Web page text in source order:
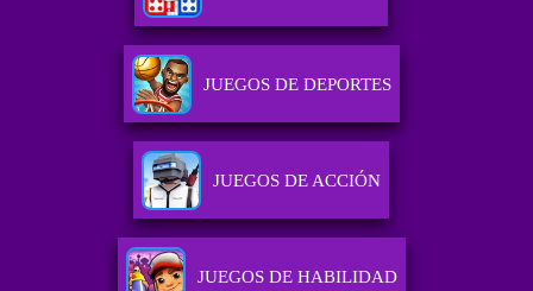
JUEGOS DE DEPORTES
JUEGOS DE ACCIÓN
JUEGOS DE HABILIDAD